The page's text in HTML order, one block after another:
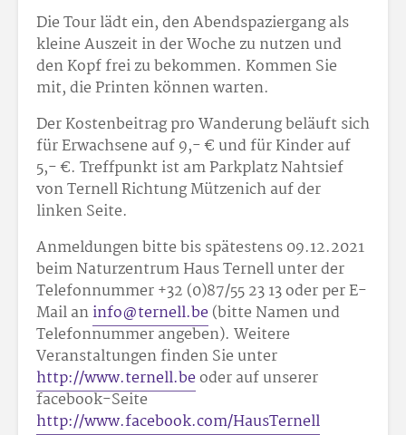
Die Tour lädt ein, den Abendspaziergang als
kleine Auszeit in der Woche zu nutzen und
den Kopf frei zu bekommen. Kommen Sie
mit, die Printen können warten.
Der Kostenbeitrag pro Wanderung beläuft sich
für Erwachsene auf 9,- € und für Kinder auf
5,- €. Treffpunkt ist am Parkplatz Nahtsief
von Ternell Richtung Mützenich auf der
linken Seite.
Anmeldungen bitte bis spätestens 09.12.2021
beim Naturzentrum Haus Ternell unter der
Telefonnummer +32 (0)87/55 23 13 oder per E-
Mail aninfo@ternell.be(bitte Namen und
Telefonnummer angeben). Weitere
Veranstaltungen finden Sie unter
http://www.ternell.beoder auf unserer
facebook-Seite
http://www.facebook.com/HausTernell